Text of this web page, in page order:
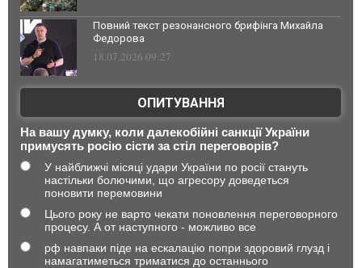
Повний текст резонансного брифінга Михайла
Федорова
18.07.2026 09:27
ОПИТУВАННЯ
На вашу думку, коли далекобійні санкції України
примусять росію сісти за стіл переговорів?
У найближчі місяці удари України по росії стануть
настільки болючими, що агресору доведеться
поновити перемовини
Цього року не варто чекати поновлення переговорного
процесу. А от наступного - можливо все
рф навпаки піде на ескалацію попри здоровий глузд і
намагатиметься триматися до останнього